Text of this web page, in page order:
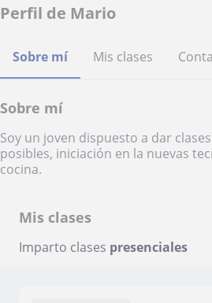
Perfil de Mario
Sobre mí Mis clases
Sobre mí
Soy un joven dispuesto a dar
posibles, iniciación en la nuevas
cocina.
Mis clases
Imparto clases presenciales